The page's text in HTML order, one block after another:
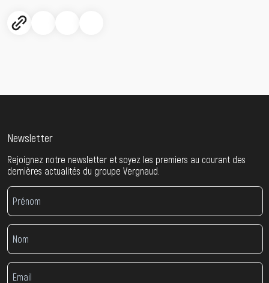
Newsletter
Rejoignez notre newsletter et soyez les premiers au courant des
dernières actualités du groupe Vergnaud.